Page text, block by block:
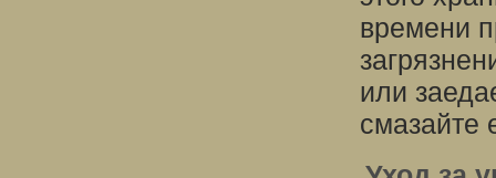
времени
или
смазайте